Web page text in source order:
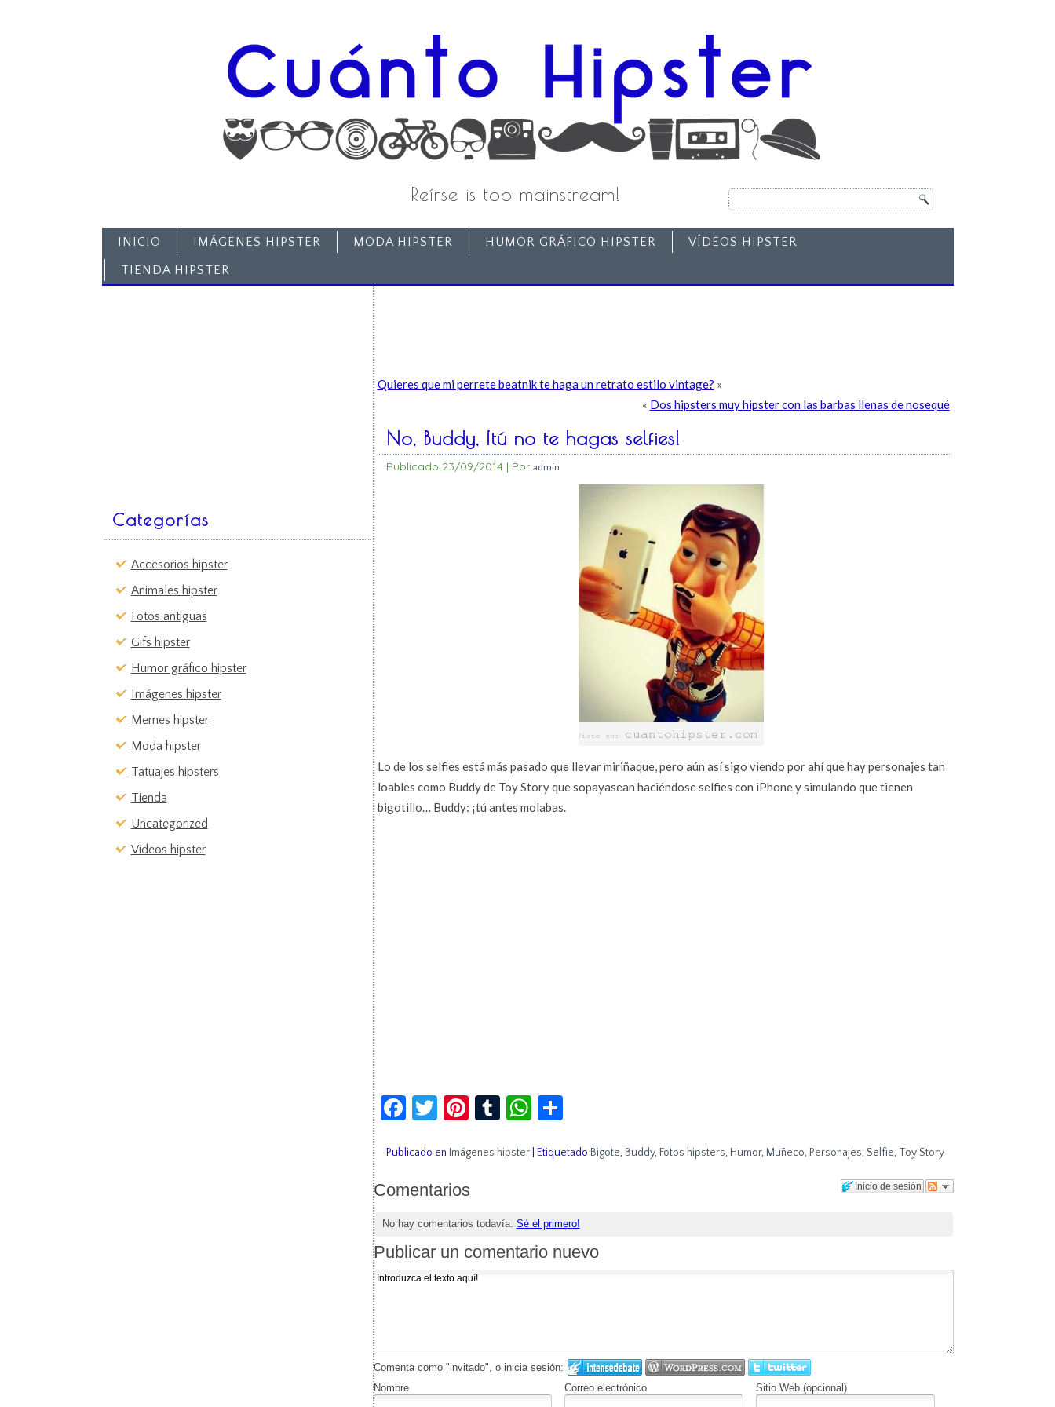
Reírse is too mainstream!
INICIO IMÁGENES HIPSTER MODA HIPSTER HUMOR GRÁFICO HIPSTER
VÍDEOS HIPSTER
TIENDA HIPSTER
Categorías
Accesorios hipster
Animales hipster
Fotos antiguas
Gifs hipster
Humor gráfico hipster
Imágenes hipster
Memes hipster
Moda hipster
Tatuajes hipsters
Tienda
Uncategorized
Vídeos hipster
Quieres que mi perrete beatnik te haga un retrato estilo vintage? »
« Dos hipsters muy hipster con las barbas llenas de nosequé
No, Buddy, ¡tú no te hagas selfies!
Publicado 23/09/2014| Por admin
Lo de los selfies está más pasado que llevar miriñaque, pero aún así sigo viendo por ahí que hay personajes tan
loables como Buddy de Toy Story que sopayasean haciéndose selfies con iPhone y simulando que tienen
bigotillo… Buddy: ¡tú antes molabas.
Facebook
Twitter
Pinterest
TumblrWhatsApp
Compartir
Publicado en Imágenes hipster| Etiquetado Bigote, Buddy, Fotos hipsters, Humor, Muñeco, Personajes, Selfie, Toy Story
Inicio de sesión
Comentarios
No hay comentarios todavía. Sé el primero!
Publicar un comentario nuevo
Comenta como "invitado", o inicia sesión:
Nombre
Correo electrónico Sitio Web (opcional)